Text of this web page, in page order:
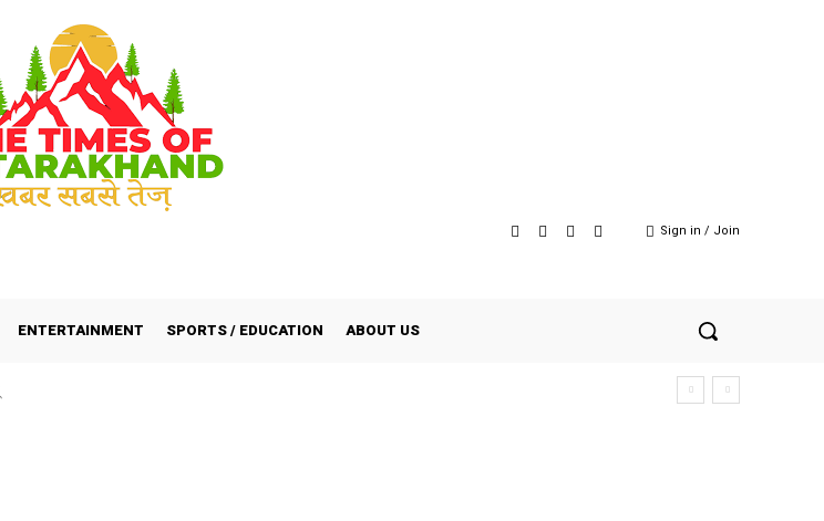
Sign in / Join
ENTERTAINMENT SPORTS / EDUCATION ABOUT US